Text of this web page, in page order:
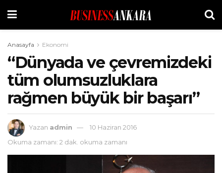
Anasayfa Ekonomi
“Dünyada ve çevremizdeki
tüm olumsuzluklara
rağmen büyük bir başarı”
Yazan admin
10 Haziran 2016
Okuma zamanı: 2 dak. okuma zamanı